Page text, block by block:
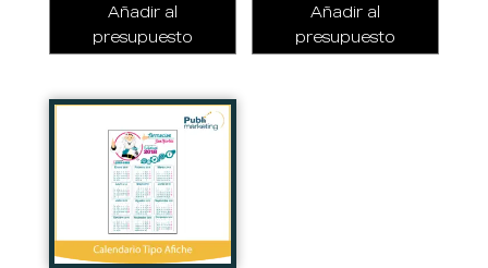
Añadir al
presupuesto
Añadir al
presupuesto